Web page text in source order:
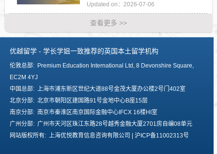
Updated on：2026-07-06
查看更多 >>
优越留学 - 学长学姐一致推荐的英国本土留学机构
伦敦总部: Premium Education International Ltd, 8 Devonshire Square,
EC2M 4YJ
中国总部: 上海市浦东新区世纪大道88号金茂大厦办公楼2号门402室
北京分部: 北京市朝阳区建国路91号金地中心B座15层
南京分部: 南京市秦淮区南京国际金融中心IFCX 16楼HI室
广州分部: 广州市天河区珠江东路28号越秀金融大厦2701房自编08单元
网站版权所有: 上海优悦教育信息咨询有限公司 | 沪ICP备11002313号